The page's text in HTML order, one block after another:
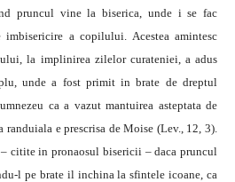
pruncul vine la biserica, unde i se fac
a copilului. Acestea amintesc
la implinirea zilelor curateniei, a adus
unde a fost primit in brate de dreptul
ca a vazut mantuirea asteptata de
randuiala e prescrisa de Moise (Lev., 12, 3).
citite in pronaosul bisericii – daca pruncul
l pe brate il inchina la sfintele icoane, ca